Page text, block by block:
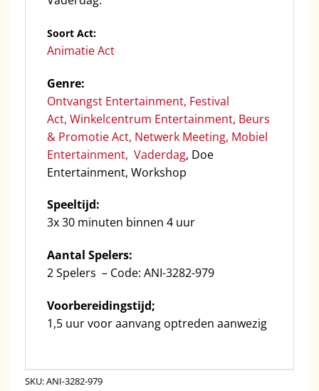
Soort Act:
Animatie Act
Genre:
Ontvangst Entertainment, Festival
Act, Winkelcentrum Entertainment, Beurs
& Promotie Act, Netwerk Meeting, Mobiel
Entertainment, Vaderdag, Doe
Entertainment, Workshop
Speeltijd:
3x 30 minuten binnen 4 uur
Aantal Spelers:
2 Spelers – Code: ANI-3282-979
Voorbereidingstijd;
1,5 uur voor aanvang optreden aanwezig
SKU:ANI-3282-979